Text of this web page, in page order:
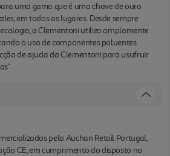
uma gama que é uma chave de ouro
em todos os lugares. Desde sempre
a Clementoni utiliza amplamente
o uso de componentes poluentes.
de ajuda da Clementoni para usufruir
pela Auchan Retail Portugal,
CE, em cumprimento do disposto no